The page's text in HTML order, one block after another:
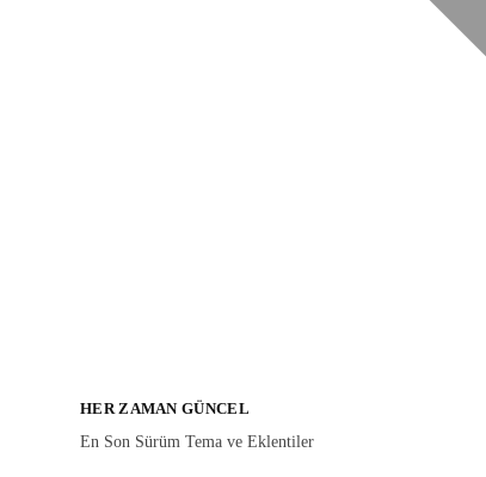
HER ZAMAN GÜNCEL
En Son Sürüm Tema ve Eklentiler